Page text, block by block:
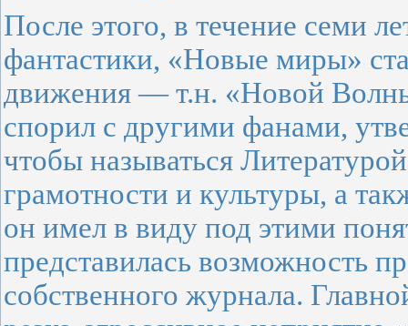
После этого, в течение семи
фантастики, «Новые миры»
движения — т.н. «Новой
спорил с другими фанами,
чтобы называться
грамотности и культуры, а
он имел в виду под этими
представилась возможность
собственного журнала.